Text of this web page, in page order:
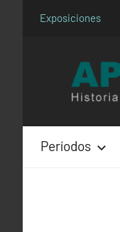
Exposiciones
Períodos